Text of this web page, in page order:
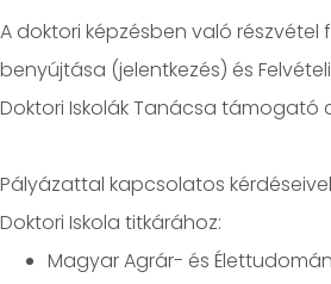
A doktori képzésben való
benyújtása (jelentkezés) és
Doktori Iskolák Tanácsa támogató
Pályázattal kapcsolatos
Doktori Iskola titkárához:
Magyar Agrár- és